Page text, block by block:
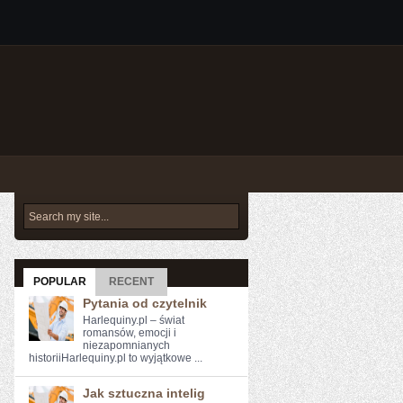
POPULAR RECENT
Pytania od czytelnik
Harlequiny.pl – świat
romansów, emocji i
niezapomnianych
historiiHarlequiny.pl to wyjątkowe ...
Jak sztuczna intelig